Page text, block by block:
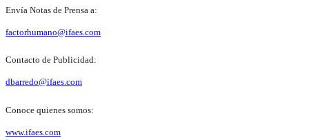
Envía Notas de Prensa a:
factorhumano@ifaes.com
Contacto de Publicidad:
dbarredo@ifaes.com
Conoce quienes somos:
www.ifaes.com